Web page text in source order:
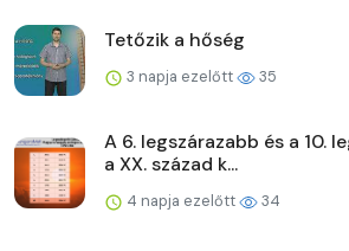
Tetőzik a hőség
3 napja ezelőtt 35
A 6. legszárazabb és a 10.
a XX. század k...
4 napja ezelőtt 34